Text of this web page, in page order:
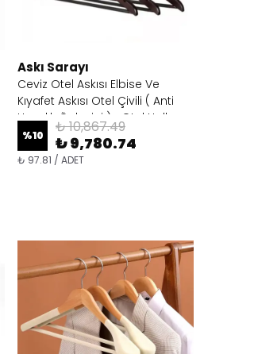
Askı Sarayı
Ceviz Otel Askısı Elbise Ve
Kıyafet Askısı Otel Çivili ( Anti
Hırsızlık Önleyici )+ Otel Halkası
Dahil
%10 ₺ 10,867.49
₺ 9,780.74
₺ 97.81 / ADET